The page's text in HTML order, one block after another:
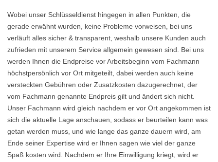
Wobei unser Schlüsseldienst hingegen in allen Punkten, die
gerade erwähnt wurden, keine Probleme vorweisen, bei uns
verläuft alles sicher & transparent, weshalb unsere Kunden auch
zufrieden mit unserem Service allgemein gewesen sind. Bei uns
werden Ihnen die Endpreise vor Arbeitsbeginn vom Fachmann
höchstpersönlich vor Ort mitgeteilt, dabei werden auch keine
versteckten Gebühren oder Zusatzkosten dazugerechnet, der
vom Fachmann genannte Endpreis gilt und ändert sich nicht.
Unser Fachmann wird gleich nachdem er vor Ort angekommen ist
sich die aktuelle Lage anschauen, sodass er beurteilen kann was
getan werden muss, und wie lange das ganze dauern wird, am
Ende seiner Expertise wird er Ihnen sagen wie viel der ganze
Spaß kosten wird. Nachdem er Ihre Einwilligung kriegt, wird er